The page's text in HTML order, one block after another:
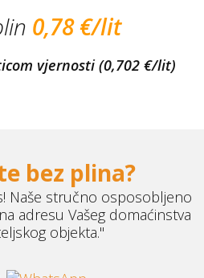
0,78 €/lit
vjernosti (0,702 €/lit)
bez plina?
Naše stručno osposobljeno
adresu Vašeg domaćinstva
objekta."